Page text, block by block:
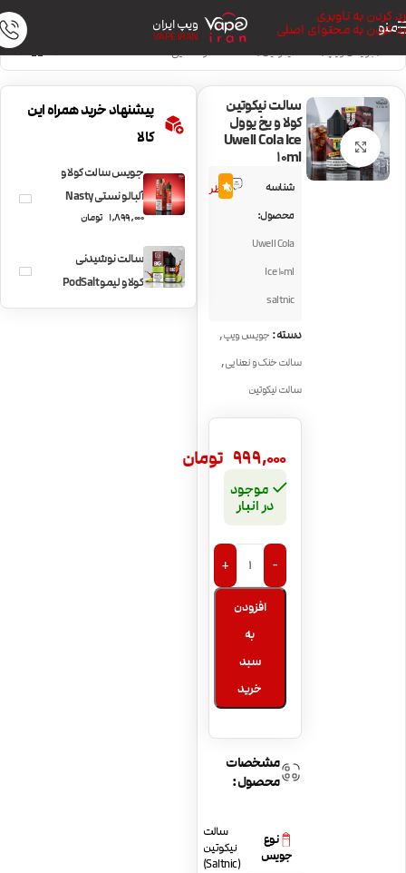
رد کردن به ناوبری
رد کردن به محتوای اصلی
منو ویپ ایران
VAPE IRAN
خانه/جویس ویپ/سالت نیکوتین/سالت خنک و نعنایی
بزرگنمایی تصویر
سالت نیکوتین
کولا و یخ یوول
Uwell Cola Ice
10ml
شناسه
محصول:
Uwell Cola
Ice 10ml
saltnic
1
نظر5.0
دسته: جویس ویپ,
سالت خنک و نعنایی,
سالت نیکوتین
999,000 تومان
موجود
در انبار
-
+
افزودن
به
سبد
خرید
مشخصات
محصول:
نوع
جویس
سالت
نیکوتین
(Saltnic)
پیشنهاد خرید همراه این
کالا
جویس سالت کولا و
آلبالو نستی Nasty
Cherry Cola
1,899,000 تومان
سالت نوشیدنی
کولا و لیمو PodSalt
Cola Lime